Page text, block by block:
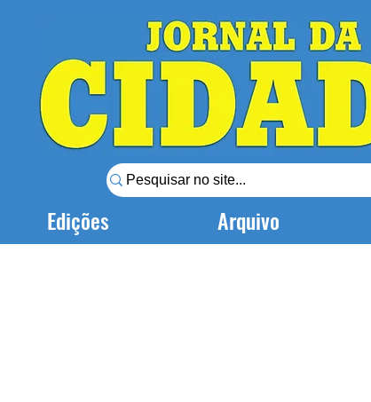
Edições Arquivo